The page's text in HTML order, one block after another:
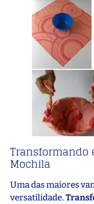
Transformando
Mochila
Uma das maiores
versatilidade.